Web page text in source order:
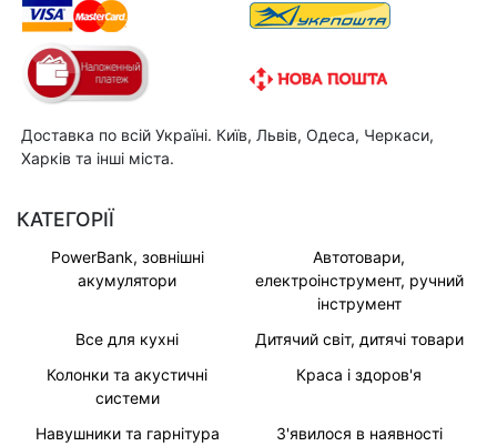
Доставка по всій Україні. Київ, Львів, Одеса, Черкаси,
Харків та інші міста.
КАТЕГОРІЇ
PowerBank, зовнішні
акумулятори
Автотовари,
електроінструмент, ручний
інструмент
Все для кухні
Дитячий світ, дитячі товари
Колонки та акустичні
системи
Краса і здоров'я
Навушники та гарнітура
З'явилося в наявності